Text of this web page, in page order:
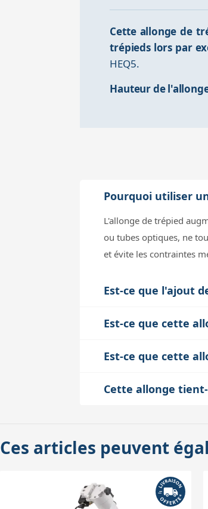
Cette allonge de
trépieds lors par
HEQ5.
Hauteur de
Pourquoi utiliser
L'allonge de trépied
ou tubes optiques, ne
et évite les contraintes
Est-ce que l'ajout
solide. Cependant, en
aux vibrations, surtout
conserver une stabilité
Est-ce que cette
correspondent à ces
pourrait compromettre
Est-ce que cette
pas d'outils spécifiques
Cette allonge
faut prévoir un minimum
Ces articles peuvent